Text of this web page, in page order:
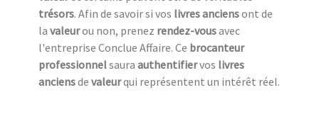
trésors. Afin de savoir si vos livres anciensont de
la valeurou non, prenez rendez-vousavec
l'entreprise Conclue Affaire. Ce brocanteur
professionnelsaura authentifiervos livres
anciensde valeurqui représentent un intérêt réel.